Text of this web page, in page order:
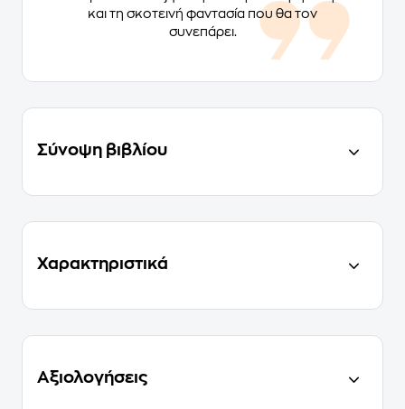
και τη σκοτεινή φαντασία που θα τον
συνεπάρει.
Σύνοψη βιβλίου
Χαρακτηριστικά
Αξιολογήσεις